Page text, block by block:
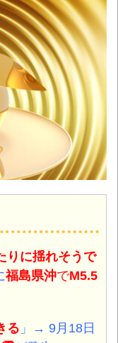
りに揺れそうで
福島県沖でM5.5
る 」→ 9月18日